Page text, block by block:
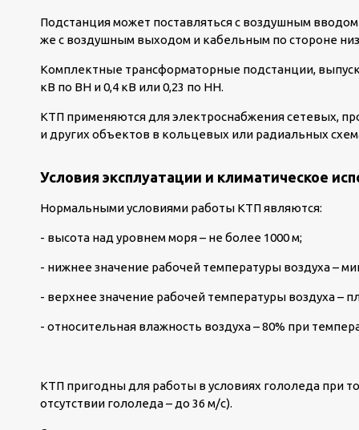
Подстанция может поставляться с воздушным
же с воздушным выходом и кабельным по стороне
Комплектные трансформаторные подстанции,
кВ по ВН и 0,4 кВ или 0,23 по НН.
КТП применяются для электроснабжения сетевых,
и других объектов в кольцевых или радиальных
Условия эксплуатации и климатическое
Нормальными условиями работы КТП являются:
- высота над уровнем моря – не более 1000 м;
- нижнее значение рабочей температуры воздуха –
- верхнее значение рабочей температуры воздуха –
- относительная влажность воздуха – 80% при
КТП пригодны для работы в условиях гололеда при
отсутствии гололеда – до 36 м/с).